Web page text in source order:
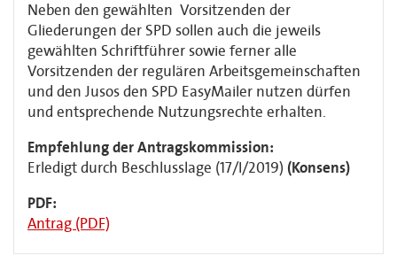
Neben den gewählten Vorsitzenden der
Gliederungen der SPD sollen auch die jeweils
gewählten Schriftführer sowie ferner alle
Vorsitzenden der regulären Arbeitsgemeinschaften
und den Jusos den SPD EasyMailer nutzen dürfen
und entsprechende Nutzungsrechte erhalten.
Empfehlung der Antragskommission:
Erledigt durch Beschlusslage (17/I/2019) (Konsens)
PDF:
Antrag (PDF)